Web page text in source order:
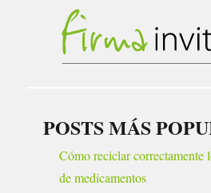
POSTS MÁS
Cómo reciclar correctamente
de medicamentos